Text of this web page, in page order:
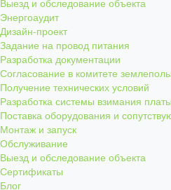
Выезд и обследование объекта
Энергоаудит
Дизайн-проект
Задание на провод питания
Разработка документации
Согласование в комитете
Получение технических условий
Разработка системы взимания платы
Поставка оборудования и
Монтаж и запуск
Обслуживание
Выезд и обследование объекта
Сертификаты
Блог